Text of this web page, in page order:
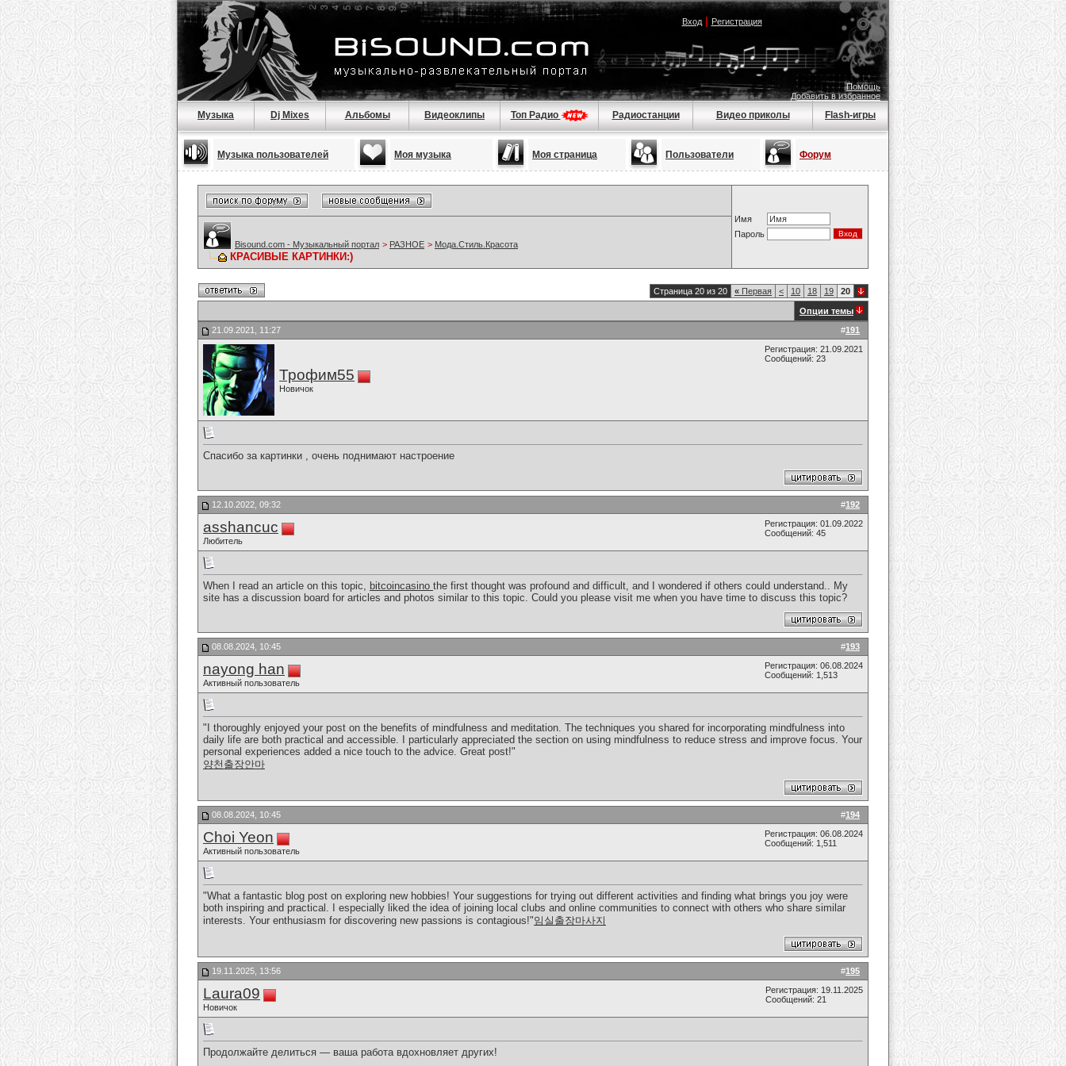
Вход| Регистрация
Помощь
Добавить в избранное
Музыка Dj Mixes Альбомы Видеоклипы Топ Радио Радиостанции Видео приколы Flash-игры
Музыка пользователей Моя музыка Моя страница Пользователи Форум
Имя
Пароль
Bisound.com - Музыкальный портал > РАЗНОЕ > Мода.Стиль.Красота
КРАСИВЫЕ КАРТИНКИ:)
Страница 20 из 20 « Первая < 10 18 19 20
Опции темы
#191
21.09.2021, 11:27
Трофим55
Новичок
Регистрация: 21.09.2021
Сообщений: 23
Спасибо за картинки , очень поднимают настроение
#192
12.10.2022, 09:32
asshancuc
Любитель
Регистрация: 01.09.2022
Сообщений: 45
When I read an article on this topic, bitcoincasino the first thought was profound and difficult, and I wondered if others could understand.. My
site has a discussion board for articles and photos similar to this topic. Could you please visit me when you have time to discuss this topic?
#193
08.08.2024, 10:45
nayong han
Активный пользователь
Регистрация: 06.08.2024
Сообщений: 1,513
"I thoroughly enjoyed your post on the benefits of mindfulness and meditation. The techniques you shared for incorporating mindfulness into
daily life are both practical and accessible. I particularly appreciated the section on using mindfulness to reduce stress and improve focus. Your
personal experiences added a nice touch to the advice. Great post!"
양천출장안마
#194
08.08.2024, 10:45
Choi Yeon
Активный пользователь
Регистрация: 06.08.2024
Сообщений: 1,511
"What a fantastic blog post on exploring new hobbies! Your suggestions for trying out different activities and finding what brings you joy were
both inspiring and practical. I especially liked the idea of joining local clubs and online communities to connect with others who share similar
interests. Your enthusiasm for discovering new passions is contagious!"임실출장마사지
#195
19.11.2025, 13:56
Laura09
Новичок
Регистрация: 19.11.2025
Сообщений: 21
Продолжайте делиться — ваша работа вдохновляет других!